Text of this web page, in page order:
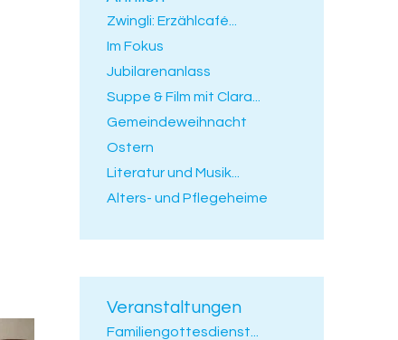
Zwingli: Erzählcafé...
Im Fokus
Jubilarenanlass
Suppe & Film mit Clara...
Gemeindeweihnacht
Ostern
Literatur und Musik...
Alters- und Pflegeheime
Veranstaltungen
Familiengottesdienst...